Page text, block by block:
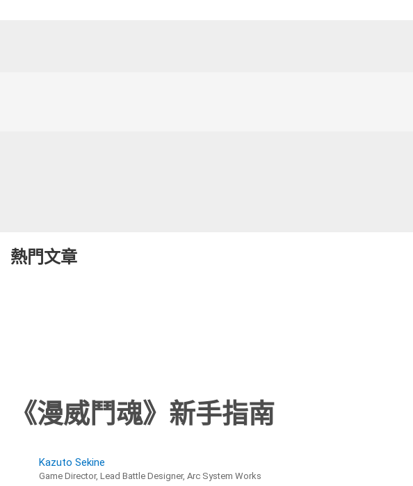
熱門文章
《漫威鬥魂》新手指南
Kazuto Sekine
Game Director, Lead Battle Designer, Arc System Works